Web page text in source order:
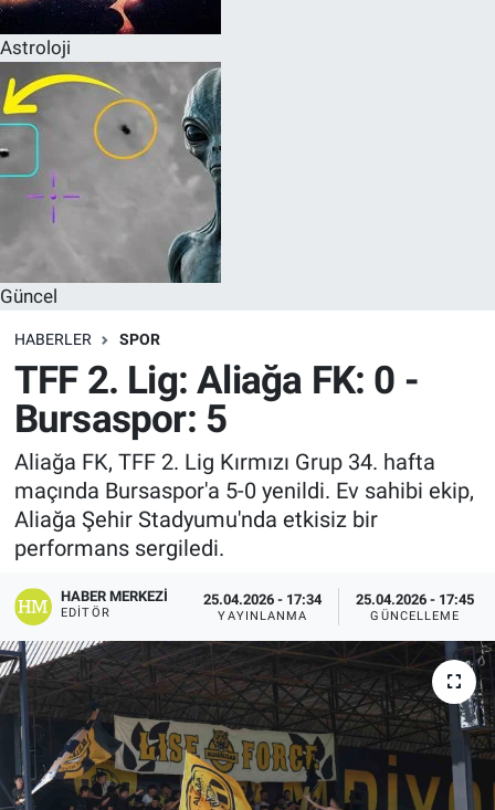
Astroloji
Güncel
HABERLER SPOR
TFF 2. Lig: Aliağa FK: 0 -
Bursaspor: 5
Aliağa FK, TFF 2. Lig Kırmızı Grup 34. hafta
maçında Bursaspor'a 5-0 yenildi. Ev sahibi ekip,
Aliağa Şehir Stadyumu'nda etkisiz bir
performans sergiledi.
HABER MERKEZI
EDITÖR
25.04.2026 - 17:34
YAYINLANMA
25.04.2026 - 17:45
GÜNCELLEME